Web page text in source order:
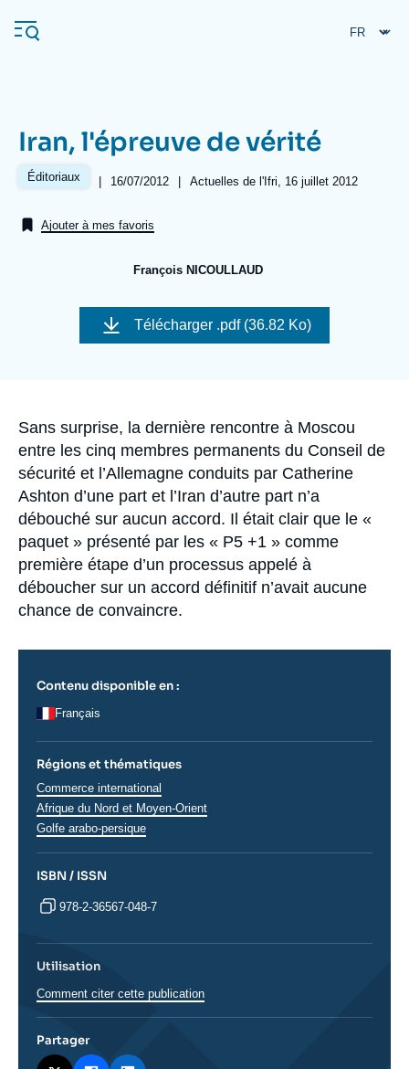
au
contenu
Navigation
principale
Événements
Nous soutenir
L'Ifri en bref Proche-Orient
Iran, l'épreuve de vérité
Éditoriaux |
Date
publication
16/07/2012 | Références
Actuelles de l'Ifri, 16 juillet 2012
Ajouter à mes favoris
François NICOULLAUD
Image
couverture
Télécharger .pdf (36.82 Ko)
Accroche
Sans surprise, la dernière rencontre à Moscou
entre les cinq membres permanents du Conseil de
sécurité et l’Allemagne conduits par Catherine
Ashton d’une part et l’Iran d’autre part n’a
débouché sur aucun accord. Il était clair que le «
paquet » présenté par les « P5 +1 » comme
première étape d’un processus appelé à
déboucher sur un accord définitif n’avait aucune
chance de convaincre.
Contenu disponible en :
Français
Régions et thématiques
Thématiques
analyses
Commerce international
Régions
Afrique du Nord et Moyen-Orient
Golfe arabo-persique
ISBN / ISSN
978-2-36567-048-7
Utilisation
Comment citer cette publication
Partager